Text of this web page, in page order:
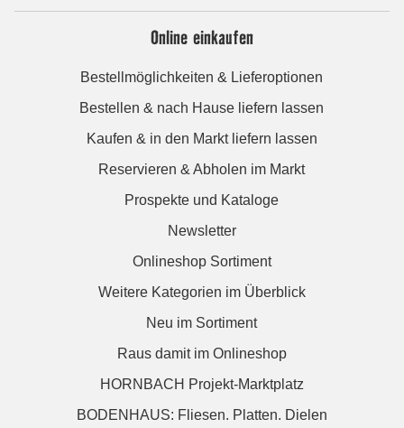
Online einkaufen
Bestellmöglichkeiten & Lieferoptionen
Bestellen & nach Hause liefern lassen
Kaufen & in den Markt liefern lassen
Reservieren & Abholen im Markt
Prospekte und Kataloge
Newsletter
Onlineshop Sortiment
Weitere Kategorien im Überblick
Neu im Sortiment
Raus damit im Onlineshop
HORNBACH Projekt-Marktplatz
BODENHAUS: Fliesen. Platten. Dielen